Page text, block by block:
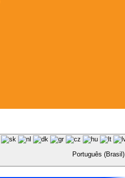
Português (Brasil)